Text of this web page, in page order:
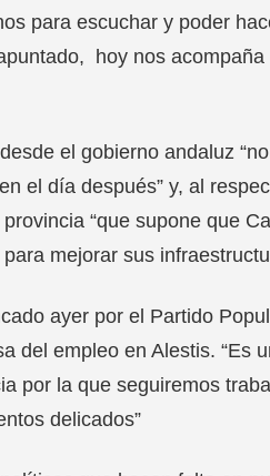
para escuchar y poder
hoy nos acompaña
el gobierno andaluz
el día después” y, al
“que supone que
mejorar sus
ayer por el Partido
del empleo en Alestis. “Es
por la que seguiremos
delicados”